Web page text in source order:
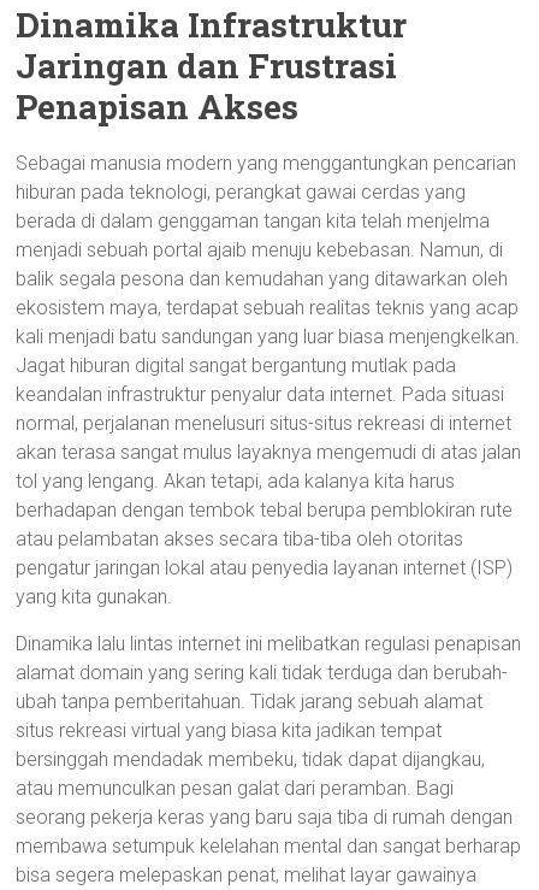
Dinamika Infrastruktur
Jaringan dan Frustrasi
Penapisan Akses
Sebagai manusia modern yang menggantungkan pencarian
hiburan pada teknologi, perangkat gawai cerdas yang
berada di dalam genggaman tangan kita telah menjelma
menjadi sebuah portal ajaib menuju kebebasan. Namun, di
balik segala pesona dan kemudahan yang ditawarkan oleh
ekosistem maya, terdapat sebuah realitas teknis yang acap
kali menjadi batu sandungan yang luar biasa menjengkelkan.
Jagat hiburan digital sangat bergantung mutlak pada
keandalan infrastruktur penyalur data internet. Pada situasi
normal, perjalanan menelusuri situs-situs rekreasi di internet
akan terasa sangat mulus layaknya mengemudi di atas jalan
tol yang lengang. Akan tetapi, ada kalanya kita harus
berhadapan dengan tembok tebal berupa pemblokiran rute
atau pelambatan akses secara tiba-tiba oleh otoritas
pengatur jaringan lokal atau penyedia layanan internet (ISP)
yang kita gunakan.
Dinamika lalu lintas internet ini melibatkan regulasi penapisan
alamat domain yang sering kali tidak terduga dan berubah-
ubah tanpa pemberitahuan. Tidak jarang sebuah alamat
situs rekreasi virtual yang biasa kita jadikan tempat
bersinggah mendadak membeku, tidak dapat dijangkau,
atau memunculkan pesan galat dari peramban. Bagi
seorang pekerja keras yang baru saja tiba di rumah dengan
membawa setumpuk kelelahan mental dan sangat berharap
bisa segera melepaskan penat, melihat layar gawainya